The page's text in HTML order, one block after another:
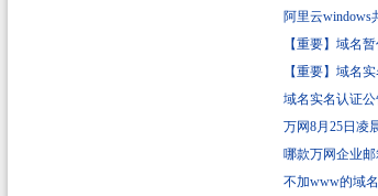
阿里云windows
【重要】域名
【重要】域名
域名实名认证
万网8月25日凌
哪款万网企业邮
不加www的域